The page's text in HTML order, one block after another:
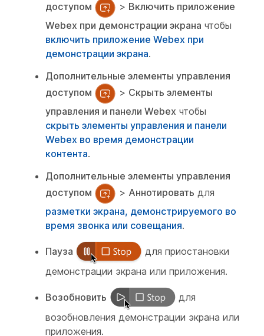
доступом
> Включить приложение
Webex при демонстрации экрана чтобы
включить приложение Webex при
демонстрации экрана.
Дополнительные элементы управления
доступом
> Скрыть элементы
управления и панели Webex чтобы
скрыть элементы управления и панели
Webex во время демонстрации
контента.
Дополнительные элементы управления
доступом
> Аннотировать для
разметки экрана, демонстрируемого во
время звонка или совещания.
Пауза
для приостановки
демонстрации экрана или приложения.
Возобновить
для
возобновления демонстрации экрана или
приложения.